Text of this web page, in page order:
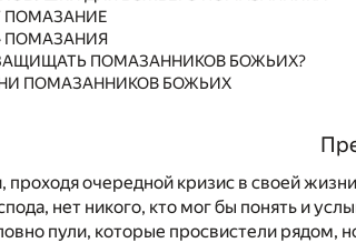
ПОМАЗАНИЕ
ПОМАЗАНИЯ
ПОМАЗАННИКОВ БОЖЬИХ?
ПОМАЗАННИКОВ БОЖЬИХ
проходя очередной кризис в своей
нет никого, кто мог бы понять и
пули, которые просвистели рядом,